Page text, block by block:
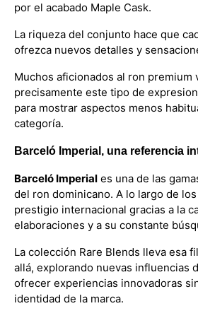
por el acabado Maple Cask.
La riqueza del conjunto hace que
ofrezca nuevos detalles y
Muchos aficionados al ron premium
precisamente este tipo de
para mostrar aspectos menos
categoría.
Barceló Imperial, una referencia
Barceló Imperial es una de las
del ron dominicano. A lo largo de
prestigio internacional gracias a la
elaboraciones y a su constante
La colección Rare Blends lleva esa
allá, explorando nuevas influencias
ofrecer experiencias innovadoras
identidad de la marca.